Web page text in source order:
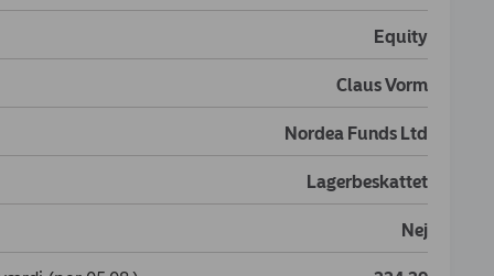
Equity
Claus Vorm
Nordea Funds Ltd
Lagerbeskattet
Nej